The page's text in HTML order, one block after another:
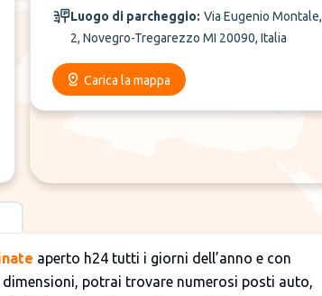
Luogo di parcheggio: Via Eugenio Montale,
2, Novegro-Tregarezzo MI 20090, Italia
Carica la mappa
aperto h24 tutti i giorni dell’anno e con
dimensioni, potrai trovare numerosi posti auto,